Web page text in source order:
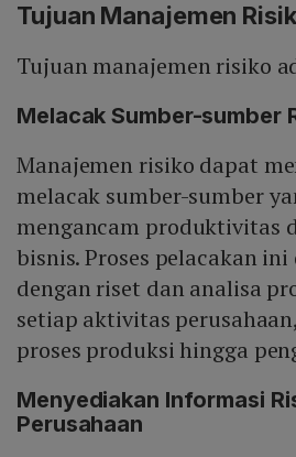
Tujuan Manajemen
Tujuan manajemen risiko
Melacak Sumber-sumber
Manajemen risiko dapat
melacak sumber-sumber
mengancam produktivitas
bisnis. Proses pelacakan
dengan riset dan analisa
setiap aktivitas
proses produksi hingga
Menyediakan Informasi
Perusahaan